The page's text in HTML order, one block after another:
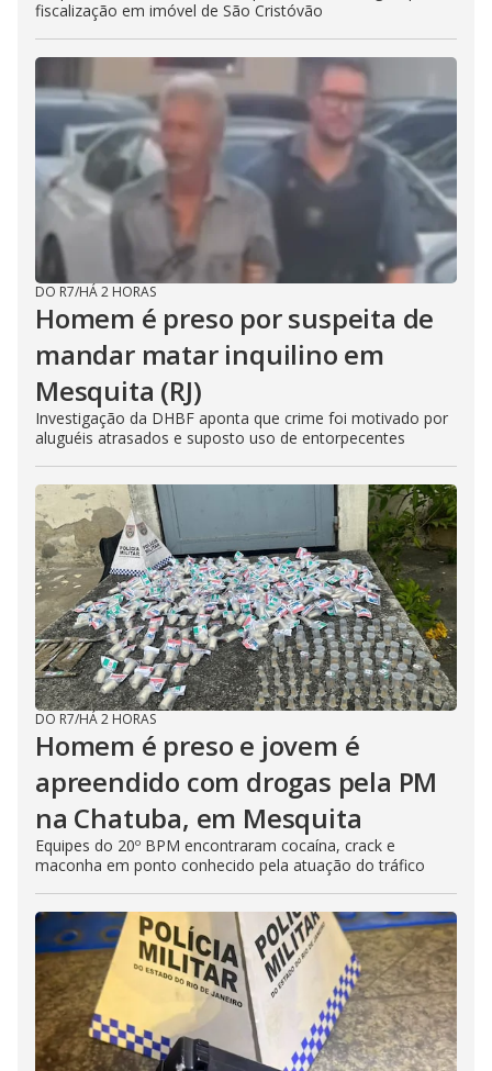
fiscalização em imóvel de São Cristóvão
DO R7/HÁ 2 HORAS
Homem é preso por suspeita de
mandar matar inquilino em
Mesquita (RJ)
Investigação da DHBF aponta que crime foi motivado por
aluguéis atrasados e suposto uso de entorpecentes
DO R7/HÁ 2 HORAS
Homem é preso e jovem é
apreendido com drogas pela PM
na Chatuba, em Mesquita
Equipes do 20º BPM encontraram cocaína, crack e
maconha em ponto conhecido pela atuação do tráfico